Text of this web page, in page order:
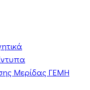
Μερίδας ΓΕΜΗ